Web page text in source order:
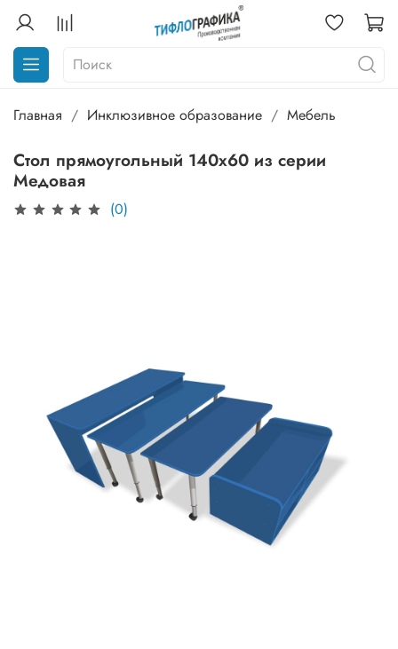
Главная Инклюзивное образование Мебель
Стол прямоугольный 140х60 из серии
Медовая
(0)